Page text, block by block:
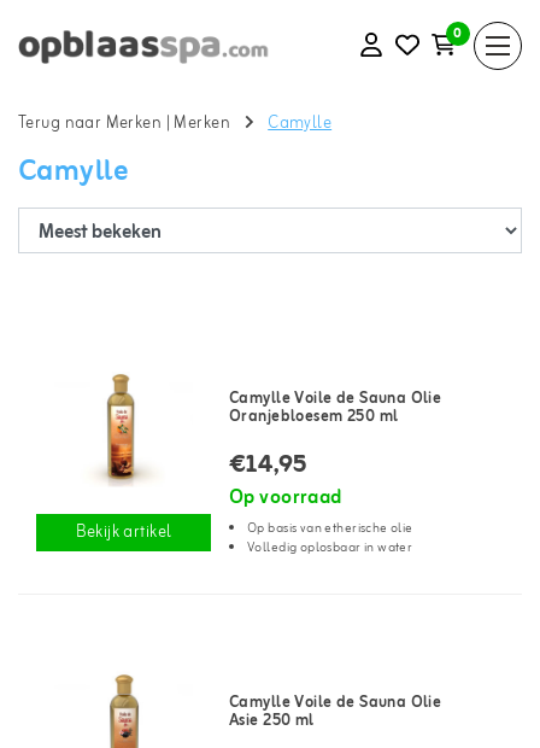
0
Terug naar Merken | Merken Camylle
Camylle
Bekijk artikel
Camylle Voile de Sauna Olie
Oranjebloesem 250 ml
€14,95
Op voorraad
Op basis van etherische olie
Volledig oplosbaar in water
Camylle Voile de Sauna Olie
Asie 250 ml